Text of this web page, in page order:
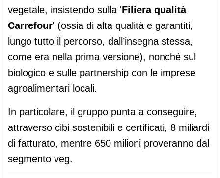
vegetale, insistendo sulla 'Filiera qualità
Carrefour' (ossia di alta qualità e garantiti,
lungo tutto il percorso, dall’insegna stessa,
come era nella prima versione), nonché sul
biologico e sulle partnership con le imprese
agroalimentari locali.
In particolare, il gruppo punta a conseguire,
attraverso cibi sostenibili e certificati, 8 miliardi
di fatturato, mentre 650 milioni proveranno dal
segmento veg.